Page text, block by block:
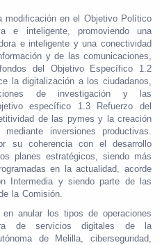
modificación en el Objetivo Político
e inteligente, promoviendo una
e inteligente y una conectividad
y de las comunicaciones,
del Objetivo Específico 1.2
la digitalización a los ciudadanos,
de investigación y las
específico 1.3 Refuerzo del
de las pymes y la creación
inversiones productivas.
su coherencia con el desarrollo
planes estratégicos, siendo más
en la actualidad, acorde
Intermedia y siendo parte de las
la Comisión.
anular los tipos de operaciones
de servicios digitales de la
de Melilla, ciberseguridad,